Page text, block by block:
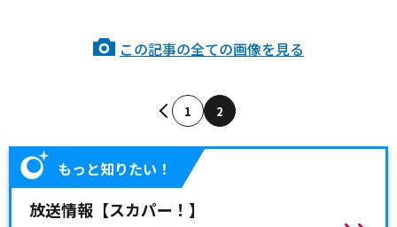
この記事の全ての画像を見る
1 2
もっと知りたい！
放送情報【スカパー！】